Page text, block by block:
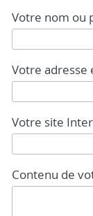
Votre nom ou
Votre adresse
Votre site
Contenu de